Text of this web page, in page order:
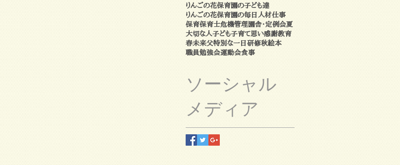
りんごの花保育園の子ども達
りんごの花保育園の毎日 人材仕事
保育保育士危機管理園舎・定例会夏
大切な人子ども子育て思い感謝教育
春未来父特別な一日研修秋絵本
職員勉強会運動会食事
ソーシャル
メディア